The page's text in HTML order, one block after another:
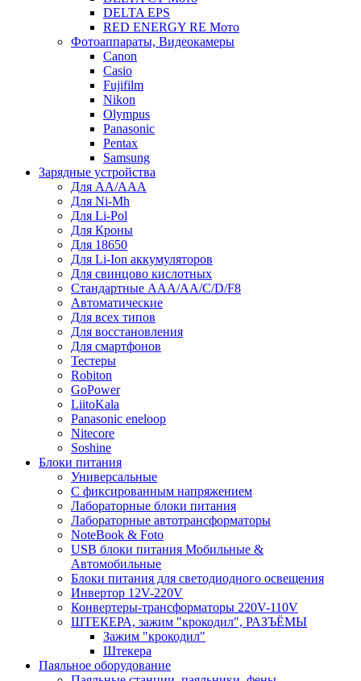
DELTA EPS
RED ENERGY RE Мото
Фотоаппараты, Видеокамеры
Canon
Casio
Fujifilm
Nikon
Olympus
Panasonic
Pentax
Samsung
Зарядные устройства
Для AA/AAA
Для Ni-Mh
Для Li-Pol
Для Кроны
Для 18650
Для Li-Ion аккумуляторов
Для свинцово кислотных
Стандартные ААА/АА/С/D/F8
Автоматические
Для всех типов
Для восстановления
Для смартфонов
Тестеры
Robiton
GoPower
LiitoKala
Panasonic eneloop
Nitecore
Soshine
Блоки питания
Универсальные
C фиксированным напряжением
Лабораторные блоки питания
Лабораторные автотрансформаторы
NoteBook & Foto
USB блоки питания Мобильные &
Автомобильные
Блоки питания для светодиодного освещения
Инвертор 12V-220V
Конвертеры-трансформаторы 220V-110V
ШТЕКЕРА, зажим "крокодил", РАЗЪЁМЫ
Зажим "крокодил"
Штекера
Паяльное оборудование